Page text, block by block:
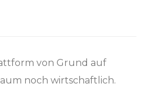
von Grund auf
noch wirtschaftlich.